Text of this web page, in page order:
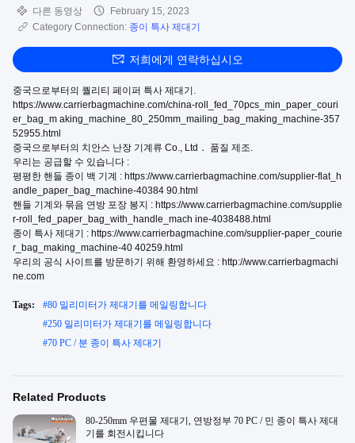
다른 동영상
February 15, 2023
Category Connection: 종이 특사 제대기
저희에게 연락하십시오
중국으로부터의 퀄리티 페이퍼 특사 제대기.
https://www.carrierbagmachine.com/china-roll_fed_70pcs_min_paper_couri
er_bag_m aking_machine_80_250mm_mailing_bag_making_machine-357
52955.html
중국으로부터의 치안스 난장 기계류 Co., Ltd． 품질 제조.
우리는 공급할 수 있습니다 :
평평한 핸들 종이 백 기계 : https://www.carrierbagmachine.com/supplier-flat_h
andle_paper_bag_machine-40384 90.html
핸들 기계와 묶음 연방 포장 봉지 : https://www.carrierbagmachine.com/supplie
r-roll_fed_paper_bag_with_handle_mach ine-4038488.html
종이 특사 제대기 : https://www.carrierbagmachine.com/supplier-paper_courie
r_bag_making_machine-40 40259.html
우리의 공식 사이트를 방문하기 위해 환영하세요 : http://www.carrierbagmachi
ne.com
Tags: #80 밀리미터가 제대기를 메일링합니다
#250 밀리미터가 제대기를 메일링합니다
#70 PC / 분 종이 특사 제대기
Related Products
80-250mm 우편물 제대기, 연방정부 70 PC / 민 종이 특사 제대
기를 회전시킵니다